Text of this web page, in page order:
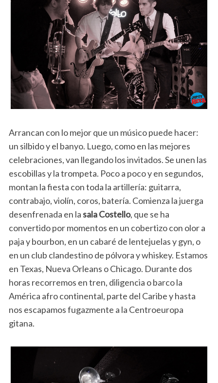
Arrancan con lo mejor que un músico puede hacer:
un silbido y el banyo. Luego, como en las mejores
celebraciones, van llegando los invitados. Se unen las
escobillas y la trompeta. Poco a poco y en segundos,
montan la fiesta con toda la artillería: guitarra,
contrabajo, violín, coros, batería. Comienza la juerga
desenfrenada en lasala Costello, que se ha
convertido por momentos en un cobertizo con olor a
paja y bourbon, en un cabaré de lentejuelas y gyn, o
en un club clandestino de pólvora y whiskey. Estamos
en Texas, Nueva Orleans o Chicago. Durante dos
horas recorremos en tren, diligencia o barco la
América afro continental, parte del Caribe y hasta
nos escapamos fugazmente a la Centroeuropa
gitana.